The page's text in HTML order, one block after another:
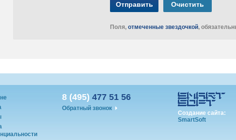
Отправить
Очистить
Поля, отмеченные звездочкой,
8 (495) 477 51 56
Обратный звонок
Создание сайта:
SmartSoft